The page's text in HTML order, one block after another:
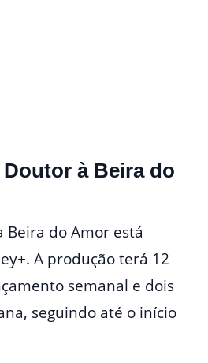
à Beira do
Beira do Amor está
A produção terá 12
semanal e dois
seguindo até o início